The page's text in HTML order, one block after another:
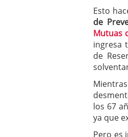
Esto
de
Mutuas
ingresa
de
los 67
ya que
Pero es